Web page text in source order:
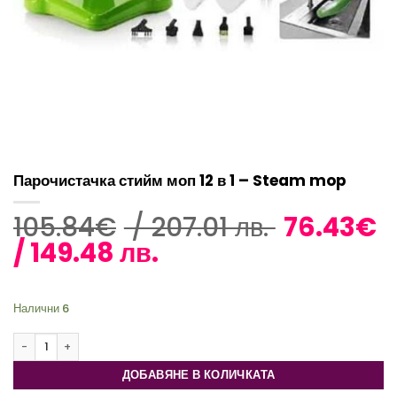
Парочистачка стийм моп 12 в 1 – Steam mop
105.84€ / 207.01 лв. Original
207.01
76.43€
/ 149.48 лв.
/
149.48 лв..
Налични 6
количество за Парочистачка стийм моп 12 в 1 - Steam mop
ДОБАВЯНЕ В КОЛИЧКАТА